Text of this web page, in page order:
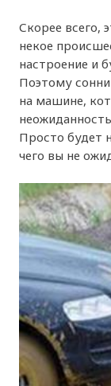
Скорее всего,
некое
настроение и
Поэтому
на машине,
Просто будет
чего вы не